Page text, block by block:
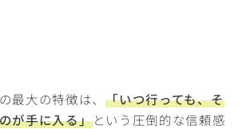
最大の特徴は、「いつ行っても、そ
が手に入る」という圧倒的な信頼感